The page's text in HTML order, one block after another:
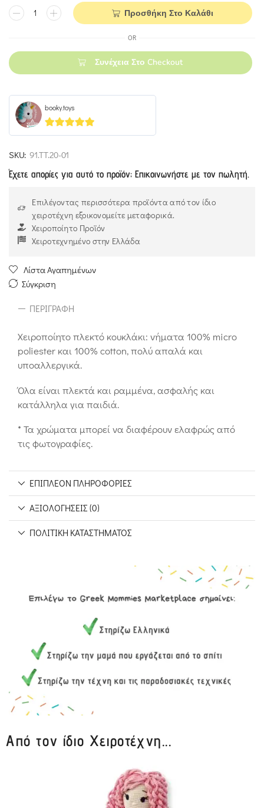
Προσθήκη Στο Καλάθι
OR
Συνέχεια Στο Checkout
booky.toys
5out of 5
SKU: 91.TT.20-01
Έχετε απορίες για αυτό το προϊόν; Επικοινωνήστε με τον πωλητή.
Επιλέγοντας περισσότερα προϊόντα από τον ίδιο
χειροτέχνη εξοικονομείτε μεταφορικά.
Χειροποίητο Προϊόν
Χειροτεχνημένο στην Ελλάδα
Λίστα Αγαπημένων
Σύγκριση
ΠΕΡΙΓΡΑΦΉ
Χειροποίητο πλεκτό κουκλάκι: νήματα 100% micro
poliester και 100% cotton, πολύ απαλά και
υποαλλεργικά.
Όλα είναι πλεκτά και ραμμένα, ασφαλής και
κατάλληλα για παιδιά.
* Τα χρώματα μπορεί να διαφέρουν ελαφρώς από
τις φωτογραφίες.
ΕΠΙΠΛΈΟΝ ΠΛΗΡΟΦΟΡΊΕΣ
ΑΞΙΟΛΟΓΉΣΕΙΣ (0)
ΠΟΛΙΤΙΚΉ ΚΑΤΑΣΤΉΜΑΤΟΣ
Από τον ίδιο Χειροτέχνη...